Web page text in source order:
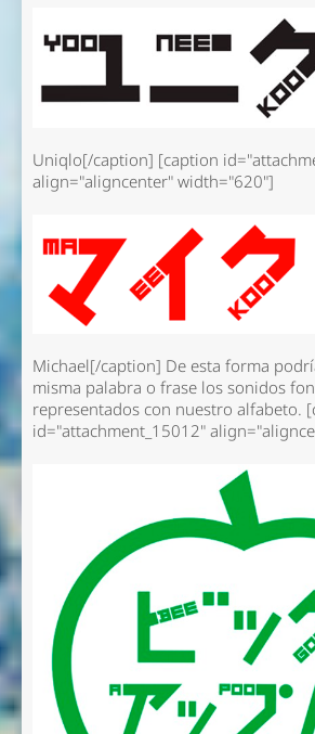
Uniqlo[/caption] [caption
align="aligncenter" width="620"]
Michael[/caption] De esta forma
misma palabra o frase los sonidos
representados con nuestro alfabeto.
id="attachment_15012"